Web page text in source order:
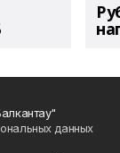
данных